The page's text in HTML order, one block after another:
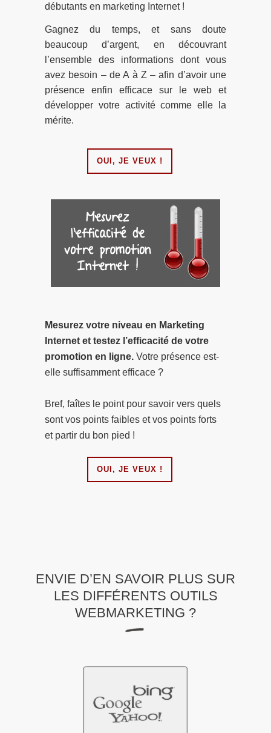
débutants en marketing Internet !
Gagnez du temps, et sans doute
beaucoup d’argent, en découvrant
l’ensemble des informations dont vous
avez besoin – de A à Z – afin d’avoir une
présence enfin efficace sur le web et
développer votre activité comme elle la
mérite.
OUI, JE VEUX !
Mesurez votre niveau en Marketing
Internet et testez l’efficacité de votre
promotion en ligne. Votre présence est-
elle suffisamment efficace ?
Bref, faîtes le point pour savoir vers quels
sont vos points faibles et vos points forts
et partir du bon pied !
OUI, JE VEUX !
ENVIE D’EN SAVOIR PLUS SUR
LES DIFFÉRENTS OUTILS
WEBMARKETING ?